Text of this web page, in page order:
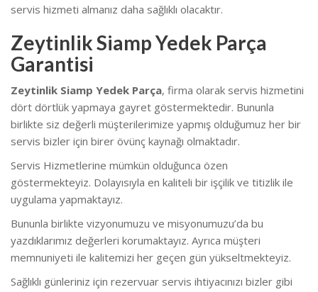
servis hizmeti almanız daha sağlıklı olacaktır.
Zeytinlik Siamp Yedek Parça
Garantisi
Zeytinlik Siamp Yedek Parça, firma olarak servis hizmetini
dört dörtlük yapmaya gayret göstermektedir. Bununla
birlikte siz değerli müşterilerimize yapmış olduğumuz her bir
servis bizler için birer övünç kaynağı olmaktadır.
Servis Hizmetlerine mümkün olduğunca özen
göstermekteyiz. Dolayısıyla en kaliteli bir işçilik ve titizlik ile
uygulama yapmaktayız.
Bununla birlikte vizyonumuzu ve misyonumuzu’da bu
yazdıklarımız değerleri korumaktayız. Ayrıca müşteri
memnuniyeti ile kalitemizi her geçen gün yükseltmekteyiz.
Sağlıklı günleriniz için rezervuar servis ihtiyacınızı bizler gibi